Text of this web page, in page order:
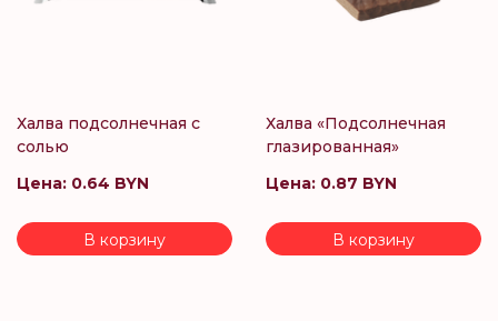
Халва подсолнечная с
солью
Цена: 0.64 BYN
В корзину
Халва «Подсолнечная
глазированная»
Цена: 0.87 BYN
В корзину